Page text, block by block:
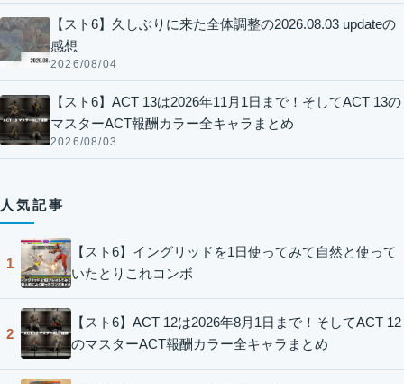
【スト6】久しぶりに来た全体調整の2026.08.03 updateの
感想
2026/08/04
【スト6】ACT 13は2026年11月1日まで！そしてACT 13の
マスターACT報酬カラー全キャラまとめ
2026/08/03
人気記事
1
【スト6】イングリッドを1日使ってみて自然と使って
いたとりこれコンボ
2
【スト6】ACT 12は2026年8月1日まで！そしてACT 12
のマスターACT報酬カラー全キャラまとめ